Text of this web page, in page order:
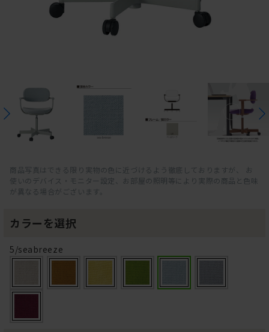
商品写真はできる限り実物の色に近づけるよう徹底しておりますが、 お
使いのデバイス・モニター設定、お部屋の照明等により実際の商品と色味
が異なる場合がございます。
カラーを選択
5/seabreeze